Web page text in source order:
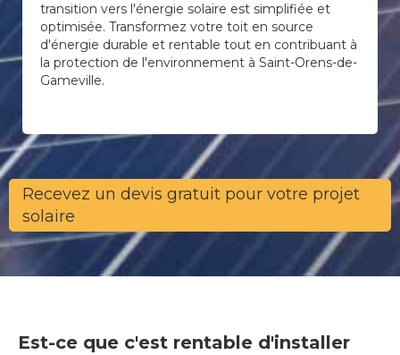
transition vers l'énergie solaire est simplifiée et
optimisée. Transformez votre toit en source
d'énergie durable et rentable tout en contribuant à
la protection de l'environnement à Saint-Orens-de-
Gameville.
Recevez un devis gratuit pour votre projet
solaire
Est-ce que c'est rentable d'installer